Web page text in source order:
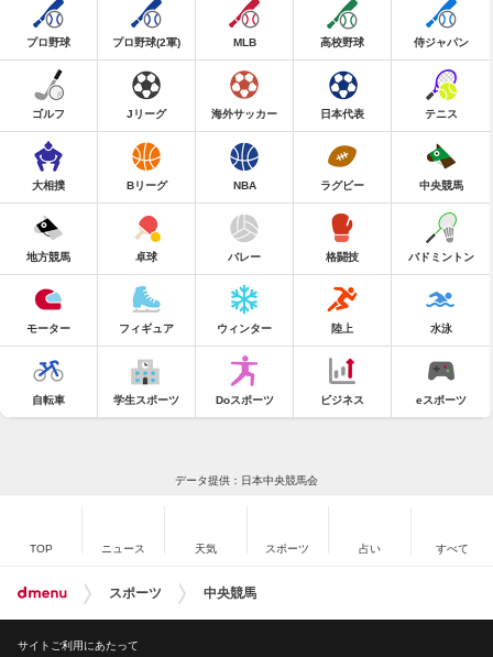
プロ野球 プロ野球(2軍) MLB 高校野球 侍ジャパン
ゴルフ Jリーグ 海外サッカー 日本代表 テニス
大相撲 Bリーグ NBA ラグビー 中央競馬
地方競馬 卓球 バレー 格闘技 バドミントン
モーター フィギュア ウィンター 陸上 水泳
自転車 学生スポーツ Doスポーツ ビジネス eスポーツ
データ提供：日本中央競馬会
TOP ニュース 天気 スポーツ 占い すべて
スポーツ 中央競馬
サイトご利用にあたって